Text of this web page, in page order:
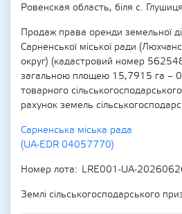
Ровенская область, біля с. Глушиця
Продаж права оренди земельної
Сарненської міської ради
округ) (кадастровий номер
загальною площею 15,7915 га –
товарного
рахунок земель
Сарненська міська рада
(UA-EDR 04057770)
Номер лота
LRE001-UA-
Землі сільськогосподарського